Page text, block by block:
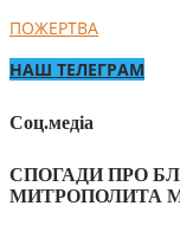
ПОЖЕРТВА
НАШ ТЕЛЕГРАМ
Соц.медіа
СПОГАДИ ПРО
МИТРОПОЛИТА